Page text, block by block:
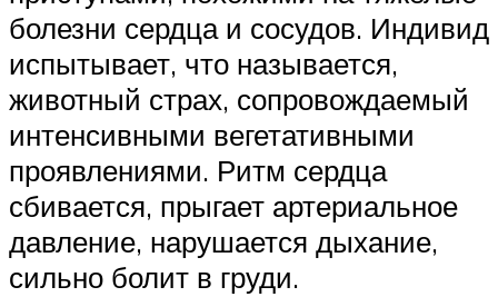
болезни сердца и сосудов. Индивид
испытывает, что называется,
животный страх, сопровождаемый
интенсивными вегетативными
проявлениями. Ритм сердца
сбивается, прыгает артериальное
давление, нарушается дыхание,
сильно болит в груди.